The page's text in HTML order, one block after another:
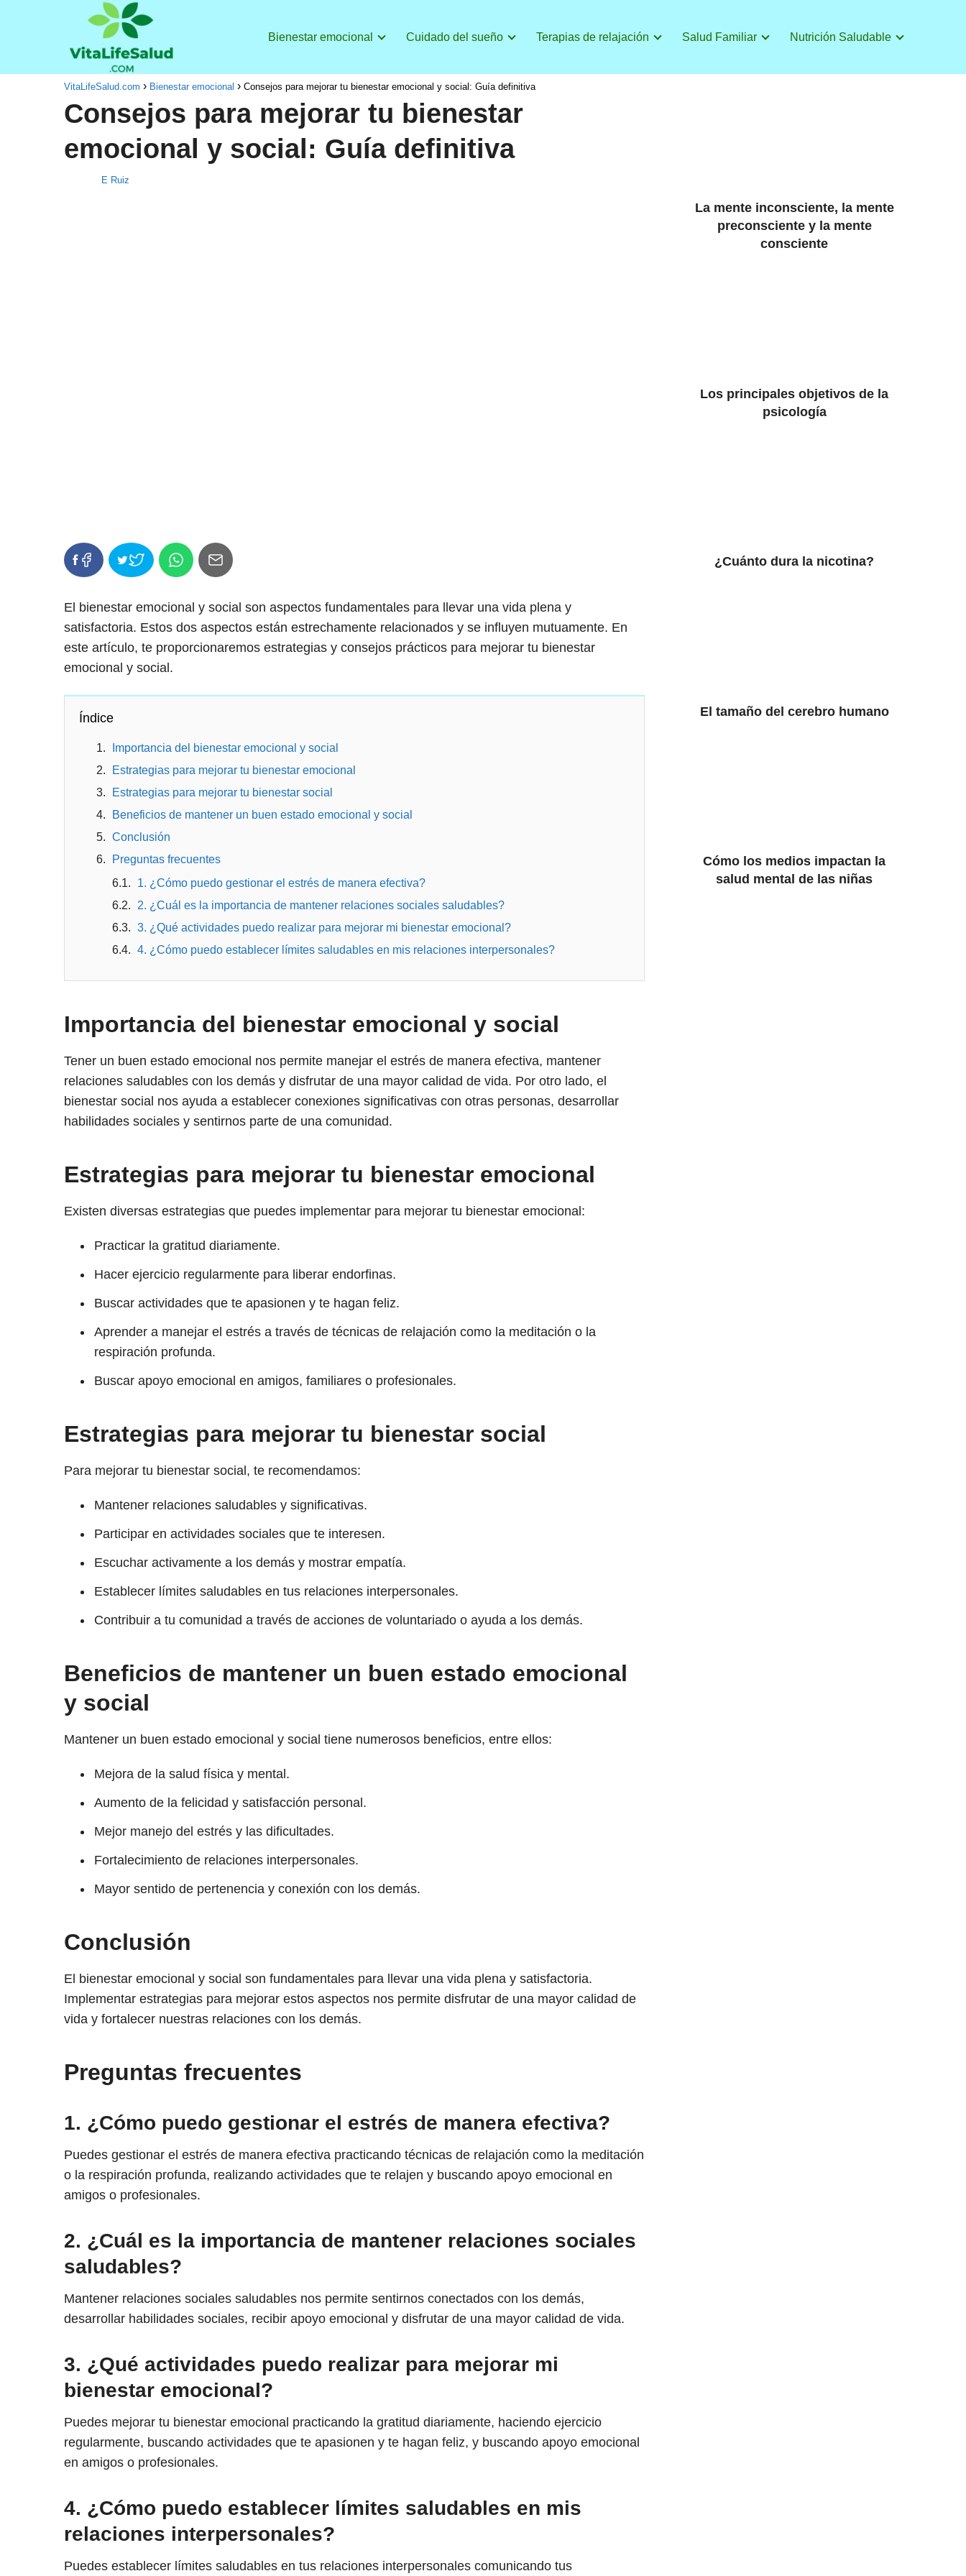
Bienestar emocional Cuidado del sueño Terapias de relajación Salud Familiar Nutrición Saludable
VitaLifeSalud.com Bienestar emocional Consejos para mejorar tu bienestar emocional y social: Guía definitiva
Consejos para mejorar tu bienestar
emocional y social: Guía definitiva
E Ruiz
El bienestar emocional y social son aspectos fundamentales para llevar una vida plena y
satisfactoria. Estos dos aspectos están estrechamente relacionados y se influyen mutuamente. En
este artículo, te proporcionaremos estrategias y consejos prácticos para mejorar tu bienestar
emocional y social.
Índice
Importancia del bienestar emocional y social
Estrategias para mejorar tu bienestar emocional
Estrategias para mejorar tu bienestar social
Beneficios de mantener un buen estado emocional y social
Conclusión
Preguntas frecuentes
1. ¿Cómo puedo gestionar el estrés de manera efectiva?
2. ¿Cuál es la importancia de mantener relaciones sociales saludables?
3. ¿Qué actividades puedo realizar para mejorar mi bienestar emocional?
4. ¿Cómo puedo establecer límites saludables en mis relaciones interpersonales?
Importancia del bienestar emocional y social
Tener un buen estado emocional nos permite manejar el estrés de manera efectiva, mantener
relaciones saludables con los demás y disfrutar de una mayor calidad de vida. Por otro lado, el
bienestar social nos ayuda a establecer conexiones significativas con otras personas, desarrollar
habilidades sociales y sentirnos parte de una comunidad.
Estrategias para mejorar tu bienestar emocional
Existen diversas estrategias que puedes implementar para mejorar tu bienestar emocional:
Practicar la gratitud diariamente.
Hacer ejercicio regularmente para liberar endorfinas.
Buscar actividades que te apasionen y te hagan feliz.
Aprender a manejar el estrés a través de técnicas de relajación como la meditación o la
respiración profunda.
Buscar apoyo emocional en amigos, familiares o profesionales.
Estrategias para mejorar tu bienestar social
Para mejorar tu bienestar social, te recomendamos:
Mantener relaciones saludables y significativas.
Participar en actividades sociales que te interesen.
Escuchar activamente a los demás y mostrar empatía.
Establecer límites saludables en tus relaciones interpersonales.
Contribuir a tu comunidad a través de acciones de voluntariado o ayuda a los demás.
Beneficios de mantener un buen estado emocional
y social
Mantener un buen estado emocional y social tiene numerosos beneficios, entre ellos:
Mejora de la salud física y mental.
Aumento de la felicidad y satisfacción personal.
Mejor manejo del estrés y las dificultades.
Fortalecimiento de relaciones interpersonales.
Mayor sentido de pertenencia y conexión con los demás.
Conclusión
El bienestar emocional y social son fundamentales para llevar una vida plena y satisfactoria.
Implementar estrategias para mejorar estos aspectos nos permite disfrutar de una mayor calidad de
vida y fortalecer nuestras relaciones con los demás.
Preguntas frecuentes
1. ¿Cómo puedo gestionar el estrés de manera efectiva?
Puedes gestionar el estrés de manera efectiva practicando técnicas de relajación como la meditación
o la respiración profunda, realizando actividades que te relajen y buscando apoyo emocional en
amigos o profesionales.
2. ¿Cuál es la importancia de mantener relaciones sociales
saludables?
Mantener relaciones sociales saludables nos permite sentirnos conectados con los demás,
desarrollar habilidades sociales, recibir apoyo emocional y disfrutar de una mayor calidad de vida.
3. ¿Qué actividades puedo realizar para mejorar mi
bienestar emocional?
Puedes mejorar tu bienestar emocional practicando la gratitud diariamente, haciendo ejercicio
regularmente, buscando actividades que te apasionen y te hagan feliz, y buscando apoyo emocional
en amigos o profesionales.
4. ¿Cómo puedo establecer límites saludables en mis
relaciones interpersonales?
Puedes establecer límites saludables en tus relaciones interpersonales comunicando tus
La mente inconsciente, la mente
preconsciente y la mente
consciente
Los principales objetivos de la
psicología
¿Cuánto dura la nicotina?
El tamaño del cerebro humano
Cómo los medios impactan la
salud mental de las niñas